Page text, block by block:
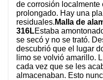
de corrosión localmente
prolongado. Hay una
residuales. Malla de
316LEstaba
se secó y no se trató.
descubrió que el lugar
limo se volvió amarillo.
cada vez que se les
almacenaban. Esto